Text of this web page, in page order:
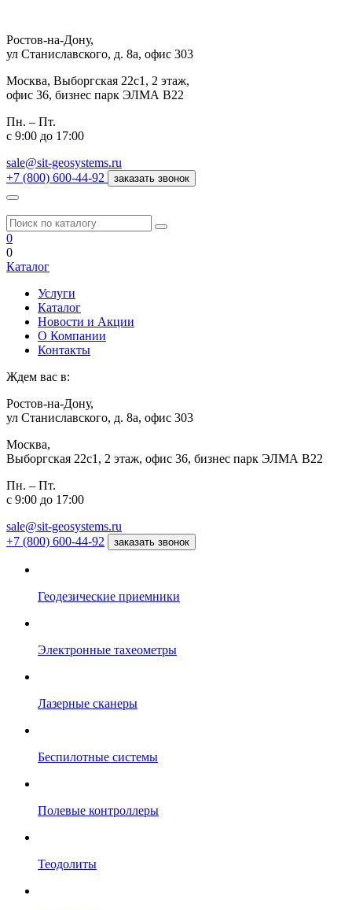
Ростов-на-Дону,
ул Станиславского, д. 8а, офис 303
Москва, Выборгская 22с1, 2 этаж,
офис 36, бизнес парк ЭЛМА В22
Пн. – Пт.
с 9:00 до 17:00
sale@sit-geosystems.ru
+7 (800) 600-44-92
заказать звонок
0
0
Каталог
Услуги
Каталог
Новости и Акции
О Компании
Контакты
Ждем вас в:
Ростов-на-Дону,
ул Станиславского, д. 8а, офис 303
Москва,
Выборгская 22с1, 2 этаж, офис 36, бизнес парк ЭЛМА В22
Пн. – Пт.
с 9:00 до 17:00
sale@sit-geosystems.ru
+7 (800) 600-44-92
заказать звонок
Геодезические приемники
Электронные тахеометры
Лазерные сканеры
Беспилотные системы
Полевые контроллеры
Теодолиты